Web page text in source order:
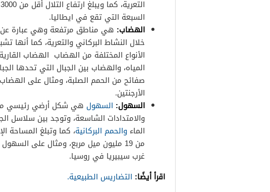
السبعة التي تقع في ايطاليا.
الهضاب: هي مناطق مرتفعة وهي عبارة
خلال النشاط البركاني والتعرية، كما
الأنواع المختلفة من الهضاب الهضاب
المياه، والهضاب بين الجبال التي تحدها
صفائح من الحمم الصلبة، ومثال على
الأرجنتين.
السهول: السهول هي شكل أرضي رئيسي
والامتدادات الشاسعة، وتوجد بين سلاسل
الماء والحمم البركانية، كما وتبلغ المساحة
من 19 مليون ميل مربع، ومثال على
غرب سيبيريا في روسيا.
اقرأ أيضًا: التضاريس الطبيعية.